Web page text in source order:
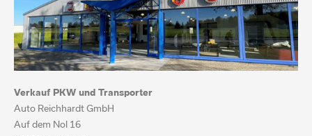
Verkauf PKW und Transporter
Auto Reichhardt GmbH
Auf dem Nol 16